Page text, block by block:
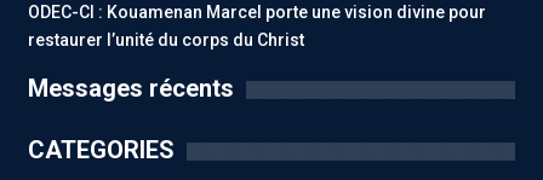
ODEC-CI : Kouamenan Marcel porte une vision divine pour
restaurer l’unité du corps du Christ
Messages récents
CATEGORIES